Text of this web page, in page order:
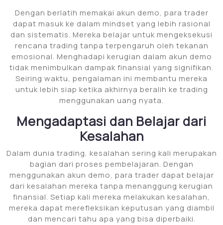
Dengan berlatih memakai akun demo, para trader
dapat masuk ke dalam mindset yang lebih rasional
dan sistematis. Mereka belajar untuk mengeksekusi
rencana trading tanpa terpengaruh oleh tekanan
emosional. Menghadapi kerugian dalam akun demo
tidak menimbulkan dampak finansial yang signifikan.
Seiring waktu, pengalaman ini membantu mereka
untuk lebih siap ketika akhirnya beralih ke trading
menggunakan uang nyata.
Mengadaptasi dan Belajar dari
Kesalahan
Dalam dunia trading, kesalahan sering kali merupakan
bagian dari proses pembelajaran. Dengan
menggunakan akun demo, para trader dapat belajar
dari kesalahan mereka tanpa menanggung kerugian
finansial. Setiap kali mereka melakukan kesalahan,
mereka dapat merefleksikan keputusan yang diambil
dan mencari tahu apa yang bisa diperbaiki.